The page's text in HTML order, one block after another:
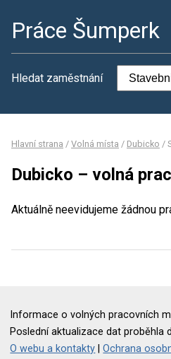
Práce Šumperk
Hledat zaměstnání
Hlavní strana / Volná místa / Dubicko /
Dubicko – volná
Aktuálně neevidujeme žádnou
Informace o volných pracovních
Poslední aktualizace dat proběhla
O webu a kontakty |Ochrana